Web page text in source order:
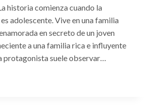
historia comienza cuando la
adolescente. Vive en una familia
en secreto de un joven
a una familia rica e influyente
protagonista suele observar…